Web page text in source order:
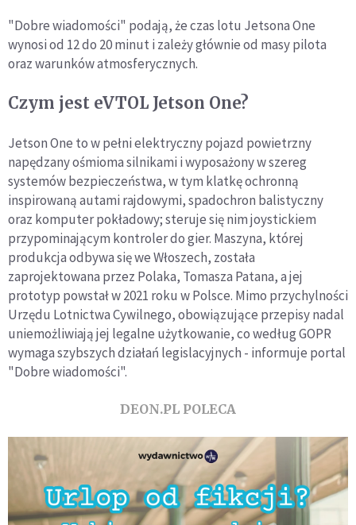
"Dobre wiadomości" podają, że czas lotu Jetsona One
wynosi od 12 do 20 minut i zależy głównie od masy pilota
oraz warunków atmosferycznych.
Czym jest eVTOL Jetson One?
Jetson One to w pełni elektryczny pojazd powietrzny
napędzany ośmioma silnikami i wyposażony w szereg
systemów bezpieczeństwa, w tym klatkę ochronną
inspirowaną autami rajdowymi, spadochron balistyczny
oraz komputer pokładowy; steruje się nim joystickiem
przypominającym kontroler do gier. Maszyna, której
produkcja odbywa się we Włoszech, została
zaprojektowana przez Polaka, Tomasza Patana, a jej
prototyp powstał w 2021 roku w Polsce. Mimo przychylności
Urzędu Lotnictwa Cywilnego, obowiązujące przepisy nadal
uniemożliwiają jej legalne użytkowanie, co według GOPR
wymaga szybszych działań legislacyjnych - informuje portal
"Dobre wiadomości".
DEON.PL POLECA